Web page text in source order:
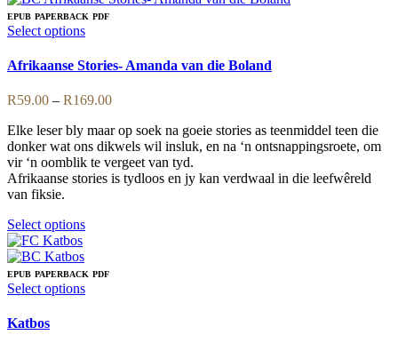
multiple
variants.
options
be
chosen
on
the
product
page
EPUB PAPERBACK PDF
Select optionsThis
has
variants.
The
options
may
be
chosen
product
Afrikaanse Stories- Amanda van die Boland
R59.00 – R169.00Price
R59.00
through
R169.00
Elke leser bly maar op soek na goeie stories as teenmiddel teen die
donker wat ons dikwels wil insluk, en na ‘n ontsnappingsroete, om
vir ‘n oomblik te vergeet van tyd.
Afrikaanse stories is tydloos en jy kan verdwaal in die leefwêreld
van fiksie.
Select optionsThis
multiple
variants.
EPUB PAPERBACK PDF
Select optionsThis
Katbos